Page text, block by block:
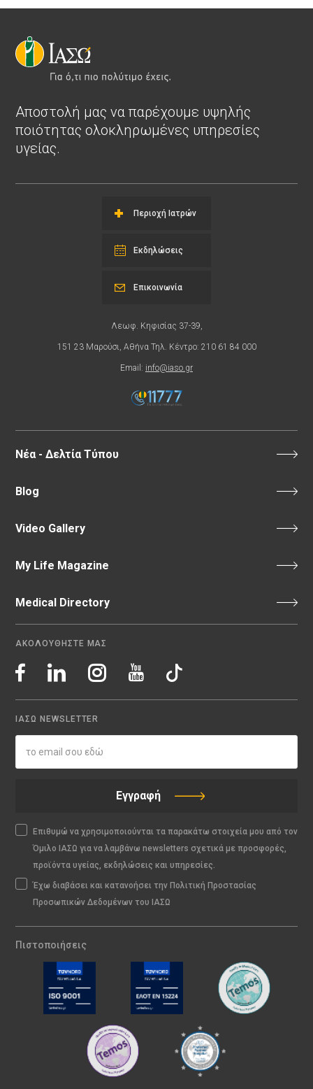
Αποστολή μας να παρέχουμε υψηλής
ποιότητας ολοκληρωμένες υπηρεσίες
υγείας.
Περιοχή Ιατρών
Εκδηλώσεις
Λεωφ. Κηφισίας 37-39,
151 23 Μαρούσι, Αθήνα Τηλ. Κέντρο: 210 61 84 000
Email: info@iaso.gr
Επικοινωνία
Νέα - Δελτία Τύπου
Blog
Video Gallery
My Life Magazine
Medical Directory
ΑΚΟΛΟΥΘΗΣΤΕ ΜΑΣ
ΙΑΣΩ NEWSLETTER
Εγγραφή
Επιθυμώ να χρησιμοποιούνται τα παρακάτω στοιχεία μου από τον
Όμιλο ΙΑΣΩ για να λαμβάνω newsletters σχετικά με προσφορές,
προϊόντα υγείας, εκδηλώσεις και υπηρεσίες.
Έχω διαβάσει και κατανοήσει την Πολιτική Προστασίας
Προσωπικών Δεδομένων του ΙΑΣΩ
Πιστοποιήσεις